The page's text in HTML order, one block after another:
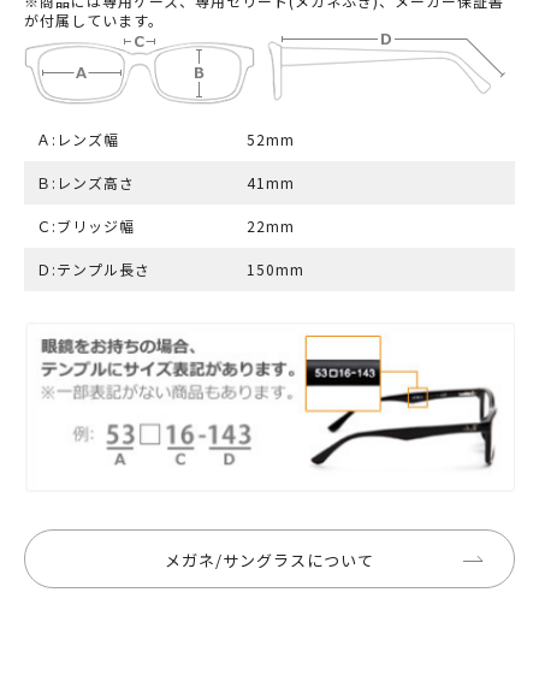
が付属しています。
Ａ:レンズ幅 52mm
Ｂ:レンズ高さ 41mm
Ｃ:ブリッジ幅 22mm
Ｄ:テンプル長さ 150mm
メガネ/サングラスについて